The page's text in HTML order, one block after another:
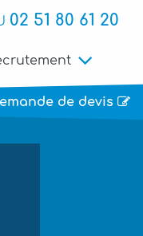
02 51 80 61 20
de devis